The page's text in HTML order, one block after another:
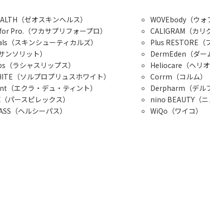
（ゼオスキンヘルス）
WOVEbody（ウォ
Pro.（ワカサプリフォープロ）
CALIGRAM（カリ
（スキンシューティカルズ）
Plus RESTORE（
ソリット）
DermEden（ダー
ラシャスリップス）
Heliocare（ヘリオ
（ソルプロプリュスホワイト）
Corrm（コルム）
（エクラ・デュ・ティント）
Derpharm（デル
パースピレックス）
nino BEAUTY（ニ
（ヘルシーパス）
WiQo（ワイコ）